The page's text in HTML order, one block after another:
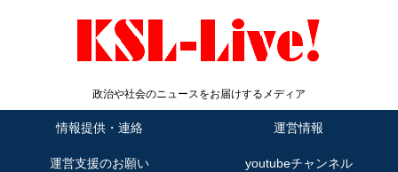
政治や社会のニュースをお届けするメディア
情報提供・連絡 運営情報
運営支援のお願い youtubeチャンネル